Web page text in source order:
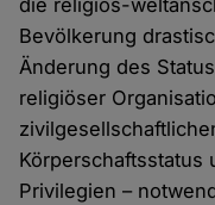
die religiös-
Bevölkerung
Änderung des
religiöser
Körperschaftsstatus
Privilegien –